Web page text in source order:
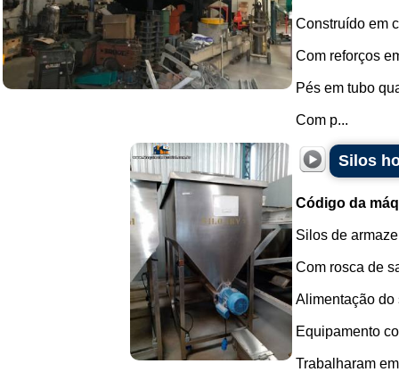
Construído em
Com reforços
Pés em tubo
Com p...
Silos
Código da
Silos de
Com rosca de
Alimentação do
Equipamento
Trabalharam